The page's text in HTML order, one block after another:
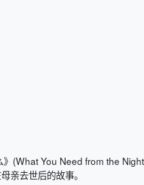
You Need from the
亲去世后的故事。